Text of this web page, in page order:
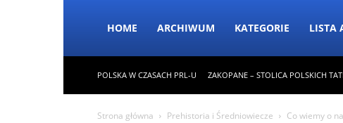
HOME ARCHIWUM KATEGORIE LISTA
POLSKA W CZASACH PRL-U ZAKOPANE – STOLICA POLSKICH
Strona główna Prehistoria i Średniowiecze Co wiemy o